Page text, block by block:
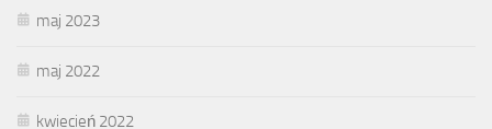
maj 2023
maj 2022
kwiecień 2022